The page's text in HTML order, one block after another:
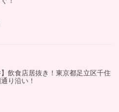
】飲食店居抜き！東京都足立区千住
り沿い！